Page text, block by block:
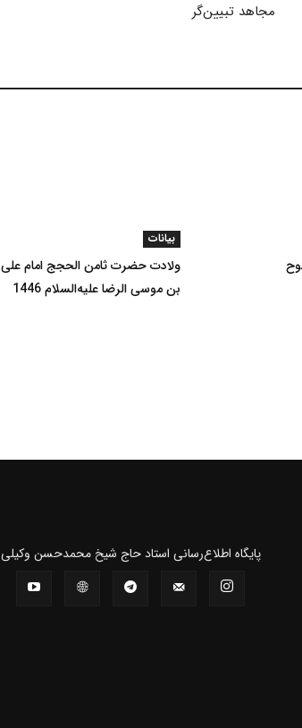
مجاهد تبیین‌گر
بیانات
ولادت حضرت ثامن الحجج امام علی
بن موسی الرضا علیه‌السلام 1446
پايگاه اطلاع‌رسانی استاد حاج شیخ محمدحسن وکیلی